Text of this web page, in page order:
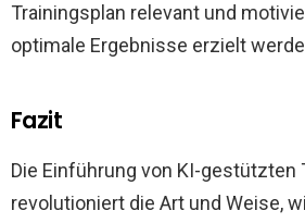
Trainingsplan relevant und
optimale Ergebnisse erzielt
Fazit
Die Einführung von KI-gestützten
revolutioniert die Art und Weise,